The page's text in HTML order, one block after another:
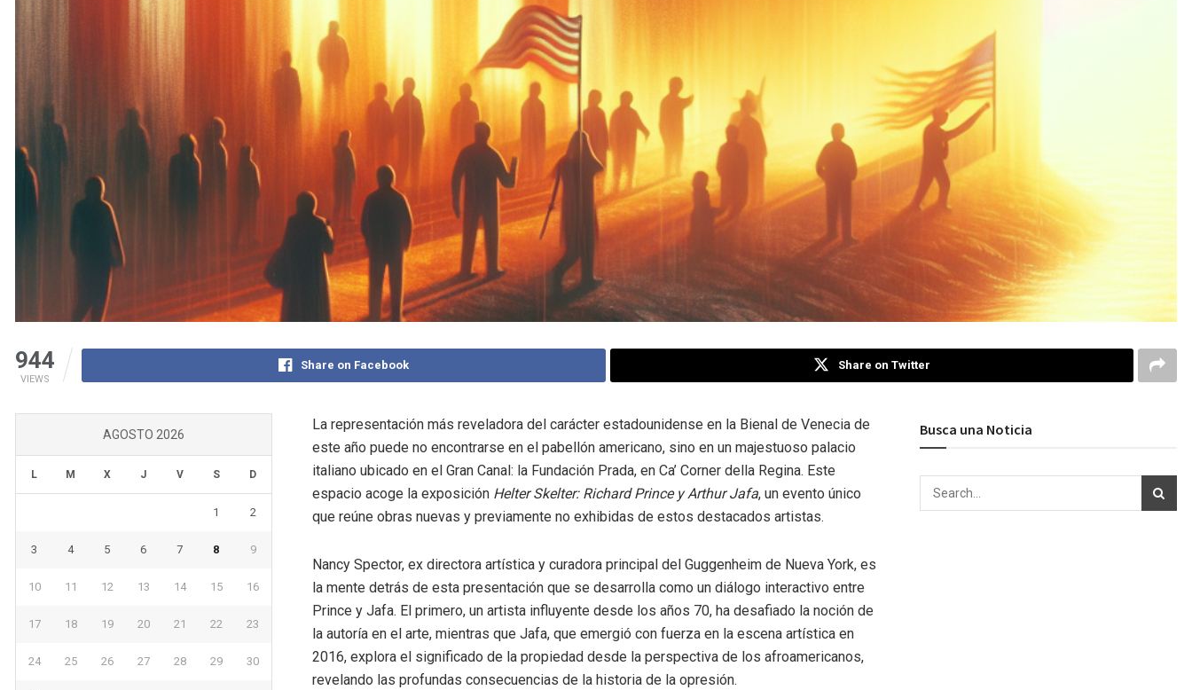
944
VIEWS
Share on Facebook Share on Twitter
La representación más reveladora del carácter estadounidense en la Bienal de Venecia de
este año puede no encontrarse en el pabellón americano, sino en un majestuoso palacio
italiano ubicado en el Gran Canal: la Fundación Prada, en Ca’ Corner della Regina. Este
espacio acoge la exposición Helter Skelter: Richard Prince y Arthur Jafa, un evento único
que reúne obras nuevas y previamente no exhibidas de estos destacados artistas.
Nancy Spector, ex directora artística y curadora principal del Guggenheim de Nueva York, es
la mente detrás de esta presentación que se desarrolla como un diálogo interactivo entre
Prince y Jafa. El primero, un artista influyente desde los años 70, ha desafiado la noción de
la autoría en el arte, mientras que Jafa, que emergió con fuerza en la escena artística en
2016, explora el significado de la propiedad desde la perspectiva de los afroamericanos,
revelando las profundas consecuencias de la historia de la opresión.
AGOSTO 2026
L M X J V S D
1 2
3 4 5 6 7 8 9
10 11 12 13 14 15 16
17 18 19 20 21 22 23
24 25 26 27 28 29 30
Busca una Noticia